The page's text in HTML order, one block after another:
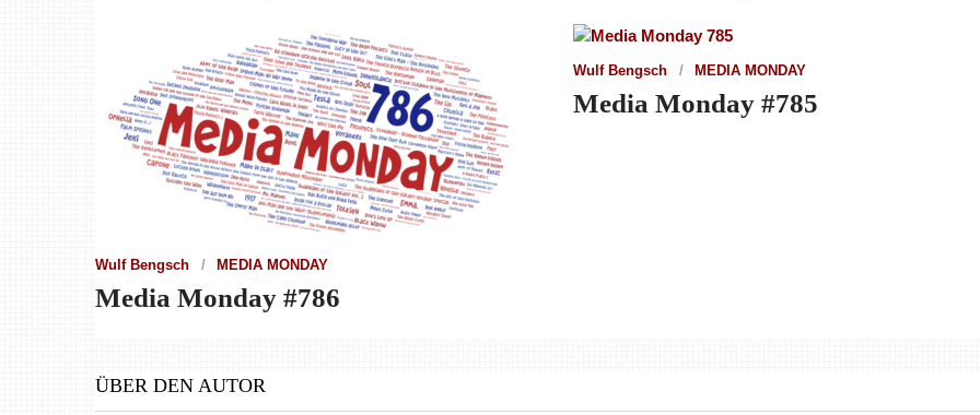
Wulf Bengsch MEDIA MONDAY
Media Monday #786
Wulf Bengsch MEDIA MONDAY
Media Monday #785
ÜBER DEN AUTOR